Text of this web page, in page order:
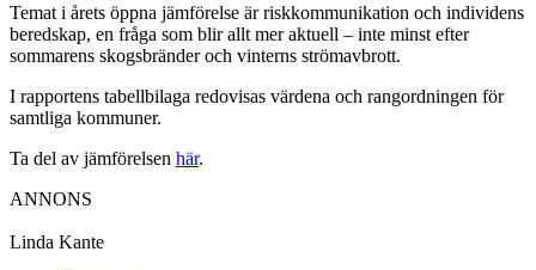
Temat i årets öppna jämförelse är riskkommunikation och individens
beredskap, en fråga som blir allt mer aktuell – inte minst efter
sommarens skogsbränder och vinterns strömavbrott.
I rapportens tabellbilaga redovisas värdena och rangordningen för
samtliga kommuner.
Ta del av jämförelsen här.
ANNONS
Linda Kante